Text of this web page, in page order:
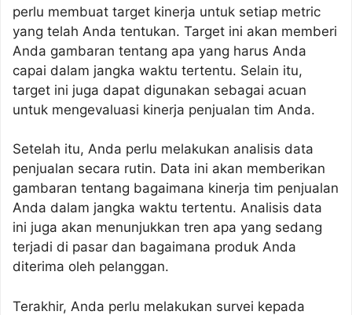
perlu membuat target kinerja untuk setiap metric
yang telah Anda tentukan. Target ini akan memberi
Anda gambaran tentang apa yang harus Anda
capai dalam jangka waktu tertentu. Selain itu,
target ini juga dapat digunakan sebagai acuan
untuk mengevaluasi kinerja penjualan tim Anda.
Setelah itu, Anda perlu melakukan analisis data
penjualan secara rutin. Data ini akan memberikan
gambaran tentang bagaimana kinerja tim penjualan
Anda dalam jangka waktu tertentu. Analisis data
ini juga akan menunjukkan tren apa yang sedang
terjadi di pasar dan bagaimana produk Anda
diterima oleh pelanggan.
Terakhir, Anda perlu melakukan survei kepada